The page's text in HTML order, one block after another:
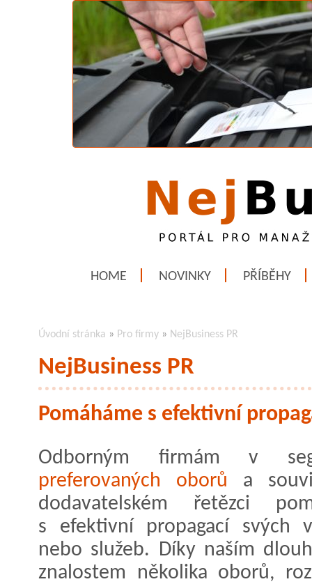
HOME NOVINKY PŘÍBĚHY
Úvodní stránka » Pro firmy » NejBusiness PR
NejBusiness PR
Pomáháme s efektivní
Odborným firmám v
preferovaných oborů a
dodavatelském řetězci
s efektivní propagací svých
nebo služeb. Díky naším
znalostem několika oborů,